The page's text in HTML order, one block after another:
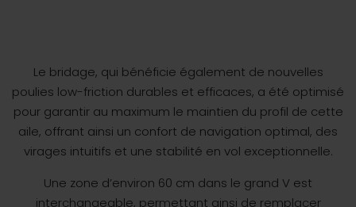
Le bridage, qui bénéficie également de nouvelles
poulies low-friction durables et efficaces, a été optimisé
pour garantir au maximum le maintien du profil de cette
aile, offrant ainsi un confort de navigation optimal, des
virages intuitifs et une stabilité en vol exceptionnelle.
Une zone d’environ 60 cm dans le grand V est
interchangeable, permettant ainsi de remplacer